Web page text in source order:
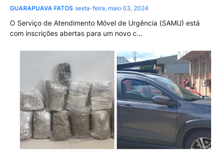
GUARAPUAVA FATOS sexta-feira, maio 03, 2024
O Serviço de Atendimento Móvel de Urgência (SAMU) está
com inscrições abertas para um novo c…